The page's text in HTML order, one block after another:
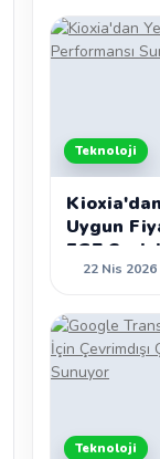
Teknoloji
Uygun
EG7 Serisi
22 Nis 2026
Teknoloji